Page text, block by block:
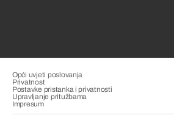
Opći uvjeti poslovanja
Privatnost
Postavke pristanka i privatnosti
Upravljanje pritužbama
Impresum